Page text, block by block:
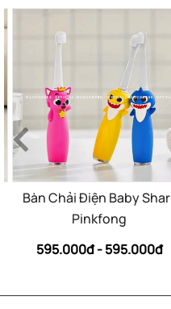
Bàn Chải Điện Baby
Pinkfong
595.000đ - 595.000đ